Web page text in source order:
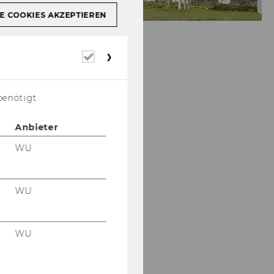
COOKIES AKZEPTIEREN
Erforderliche
Anbieter
WU
WU
WU